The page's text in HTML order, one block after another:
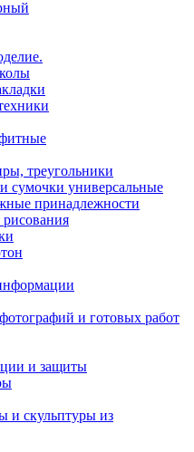
треугольники
сумочки универсальные
принадлежности
и готовых работ
и защиты
и скульптуры из